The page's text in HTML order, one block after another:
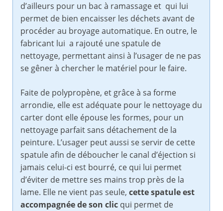
d’ailleurs pour un bac à ramassage et qui lui
permet de bien encaisser les déchets avant de
procéder au broyage automatique. En outre, le
fabricant lui a rajouté une spatule de
nettoyage, permettant ainsi à l’usager de ne pas
se gêner à chercher le matériel pour le faire.
Faite de polypropène, et grâce à sa forme
arrondie, elle est adéquate pour le nettoyage du
carter dont elle épouse les formes, pour un
nettoyage parfait sans détachement de la
peinture. L’usager peut aussi se servir de cette
spatule afin de déboucher le canal d’éjection si
jamais celui-ci est bourré, ce qui lui permet
d’éviter de mettre ses mains trop près de la
lame. Elle ne vient pas seule, cette spatule est
accompagnée de son clic qui permet de